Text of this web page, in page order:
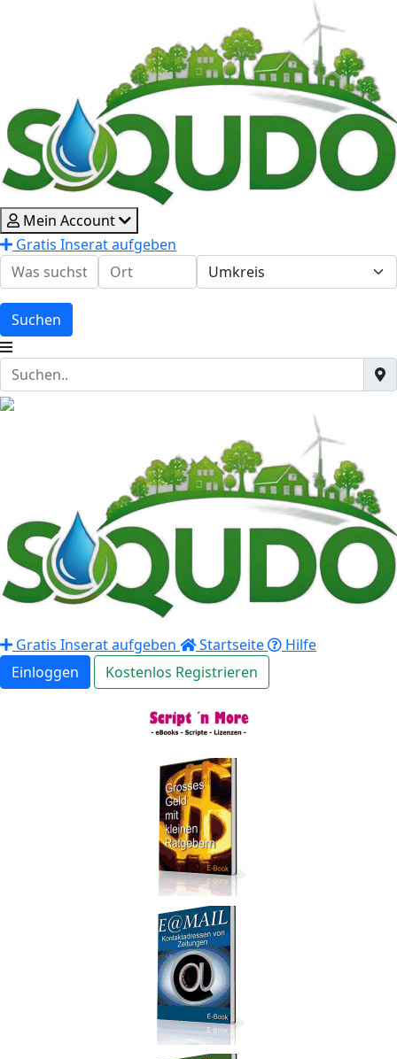
Mein Account
Gratis Inserat aufgeben
Suchen
Gratis Inserat aufgeben Startseite
Hilfe
Einloggen
Kostenlos Registrieren